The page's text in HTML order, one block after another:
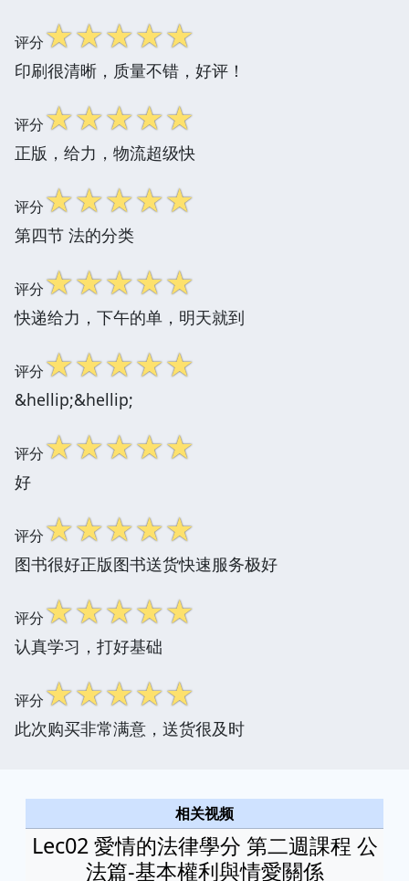
评分☆☆☆☆☆
印刷很清晰，质量不错，好评！
评分☆☆☆☆☆
正版，给力，物流超级快
评分☆☆☆☆☆
第四节 法的分类
评分☆☆☆☆☆
快递给力，下午的单，明天就到
评分☆☆☆☆☆
&hellip;&hellip;
评分☆☆☆☆☆
好
评分☆☆☆☆☆
图书很好正版图书送货快速服务极好
评分☆☆☆☆☆
认真学习，打好基础
评分☆☆☆☆☆
此次购买非常满意，送货很及时
相关视频
Lec02 愛情的法律學分 第二週課程 公
法篇-基本權利與情愛關係